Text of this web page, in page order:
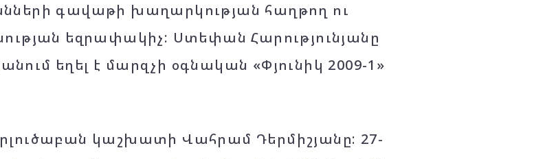
գավաթի խաղարկության հաղթող ու
եզրափակիչ: Ստեփան Հարությունյանը
եղել է մարզչի օգնական «Փյունիկ 2009-1»
կաշխատի Վահրամ Դերմիշյանը: 27-